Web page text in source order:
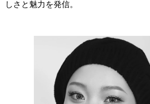
しさと魅力を発信。